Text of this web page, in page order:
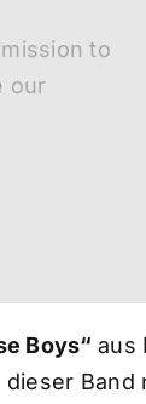
to
our
Boys“ aus
Band